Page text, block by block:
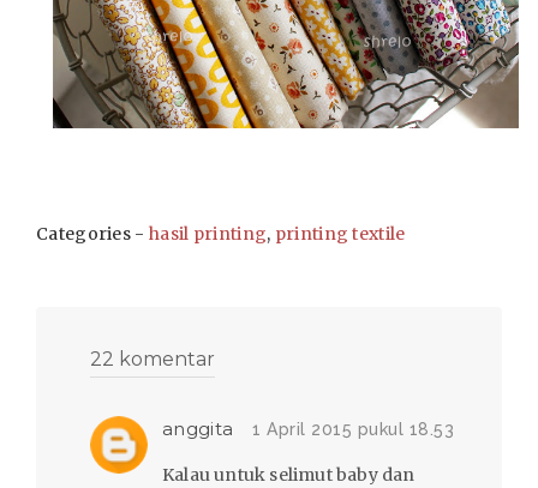
Categories - hasil printing, printing textile
22 komentar
anggita 1 April 2015 pukul 18.53
Kalau untuk selimut baby dan